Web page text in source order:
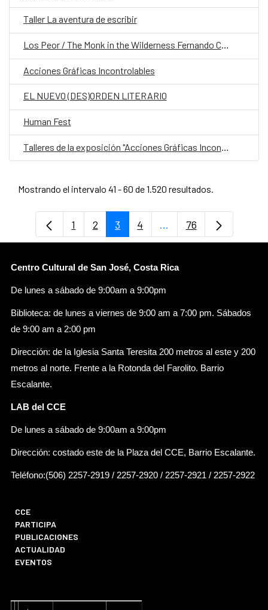
Taller La aventura de escribir
Los Peor / The Monk in the Wilderness Fernando Contreras
Acciones Gráficas Incontrolables
EL NUEVO (DES)ORDEN LITERARIO
Human Fest
Mostrando el intervalo 41 - 60 de 1.520 resultados.
Página
1 Página
2 Página
3 Página
4 ...Páginas intermedias
Página
76
Centro Cultural de San José, Costa Rica
De lunes a sábado de 9:00am a 9:00pm
Biblioteca: de lunes a viernes de 9:00 am a 7:00 pm. Sábados
de 9:00 am a 2:00 pm
Dirección: de la Iglesia Santa Teresita 200 metros al este y 200
metros al norte. Frente a la Rotonda del Farolito. Barrio
Escalante.
LAB del CCE
De lunes a sábado de 9:00am a 9:00pm
Dirección: costado este de la Plaza del CCE, Barrio Escalante.
Teléfono:(506) 2257-2919 / 2257-2920 / 2257-2921 / 2257-2922
CCE
PARTICIPA
PUBLICACIONES
ACTUALIDAD
EVENTOS